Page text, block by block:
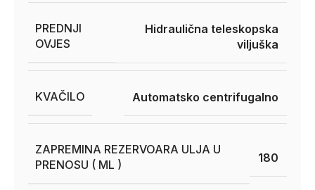
PREDNJI
OVJES
Hidraulična teleskopska
viljuška
KVAČILO Automatsko centrifugalno
ZAPREMINA REZERVOARA ULJA U
PRENOSU ( ML )
180